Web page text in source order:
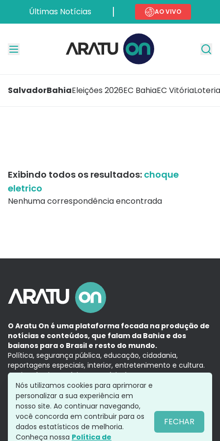
Últimas Notícias AO VIVO
SalvadorBahiaEleições 2026EC BahiaEC Vitória
Exibindo todos os resultados: choque
eletrico
Nenhuma correspondência encontrada
O Aratu On é uma plataforma focada na produção de
notícias e conteúdos, que falam da Bahia e dos
baianos para o Brasil e resto do mundo.
Política, segurança pública, educação, cidadania,
reportagens especiais, interior, entretenimento e cultura.
Aqui, tudo vira notícia e a notícia é no tempo presente,
com a credibilidade do Grupo Aratu.
Grupo Aratu
Política de privacidade
Siga-nos
Nós utilizamos cookies para aprimorar e
personalizar a sua experiência em
nosso site. Ao continuar navegando,
você concorda em contribuir para os
dados estatísticos de melhoria.
Conheça nossa Política de
FECHAR